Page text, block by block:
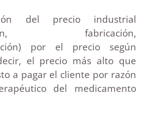
del precio industrial
fabricación,
por el precio según
el precio más alto que
a pagar el cliente por razón
del medicamento